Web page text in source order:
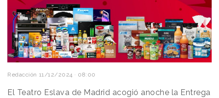
Redacción 11/12/2024 · 08:00
El Teatro Eslava de Madrid acogió anoche la Entrega